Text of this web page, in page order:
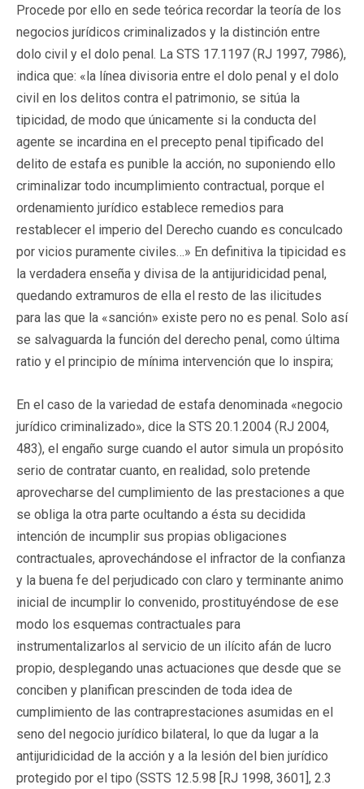
Procede por ello en sede teórica recordar la teoría de los
negocios jurídicos criminalizados y la distinción entre
dolo civil y el dolo penal. La STS 17.1197 (RJ 1997, 7986),
indica que: «la línea divisoria entre el dolo penal y el dolo
civil en los delitos contra el patrimonio, se sitúa la
tipicidad, de modo que únicamente si la conducta del
agente se incardina en el precepto penal tipificado del
delito de estafa es punible la acción, no suponiendo ello
criminalizar todo incumplimiento contractual, porque el
ordenamiento jurídico establece remedios para
restablecer el imperio del Derecho cuando es conculcado
por vicios puramente civiles…» En definitiva la tipicidad es
la verdadera enseña y divisa de la antijuridicidad penal,
quedando extramuros de ella el resto de las ilicitudes
para las que la «sanción» existe pero no es penal. Solo así
se salvaguarda la función del derecho penal, como última
ratio y el principio de mínima intervención que lo inspira;
En el caso de la variedad de estafa denominada «negocio
jurídico criminalizado», dice la STS 20.1.2004 (RJ 2004,
483), el engaño surge cuando el autor simula un propósito
serio de contratar cuanto, en realidad, solo pretende
aprovecharse del cumplimiento de las prestaciones a que
se obliga la otra parte ocultando a ésta su decidida
intención de incumplir sus propias obligaciones
contractuales, aprovechándose el infractor de la confianza
y la buena fe del perjudicado con claro y terminante animo
inicial de incumplir lo convenido, prostituyéndose de ese
modo los esquemas contractuales para
instrumentalizarlos al servicio de un ilícito afán de lucro
propio, desplegando unas actuaciones que desde que se
conciben y planifican prescinden de toda idea de
cumplimiento de las contraprestaciones asumidas en el
seno del negocio jurídico bilateral, lo que da lugar a la
antijuridicidad de la acción y a la lesión del bien jurídico
protegido por el tipo (SSTS 12.5.98 [RJ 1998, 3601], 2.3